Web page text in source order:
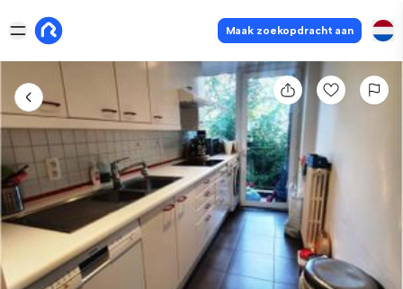
Maak zoekopdracht aan